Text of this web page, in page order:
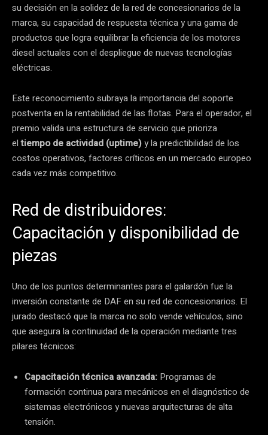
su decisión en la solidez de la red de concesionarios de la
marca, su capacidad de respuesta técnica y una gama de
productos que logra equilibrar la eficiencia de los motores
diesel actuales con el despliegue de nuevas tecnologías
eléctricas.
Este reconocimiento subraya la importancia del soporte
postventa en la rentabilidad de las flotas. Para el operador, el
premio valida una estructura de servicio que prioriza
eltiempo de actividad (uptime)y la predictibilidad de los
costos operativos, factores críticos en un mercado europeo
cada vez más competitivo.
Red de distribuidores:
Capacitación y disponibilidad de
piezas
Uno de los puntos determinantes para el galardón fue la
inversión constante de DAF en su red de concesionarios. El
jurado destacó que la marca no solo vende vehículos, sino
que asegura la continuidad de la operación mediante tres
pilares técnicos:
Capacitación técnica avanzada: Programas de
formación continua para mecánicos en el diagnóstico de
sistemas electrónicos y nuevas arquitecturas de alta
tensión.